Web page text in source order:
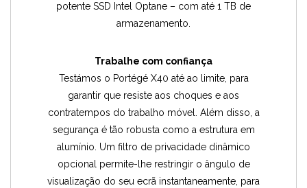
potente SSD Intel Optane – com até 1 TB de
armazenamento.
Trabalhe com confiança
Testámos o Portégé X40 até ao limite, para
garantir que resiste aos choques e aos
contratempos do trabalho móvel. Além disso, a
segurança é tão robusta como a estrutura em
alumínio. Um filtro de privacidade dinâmico
opcional permite-lhe restringir o ângulo de
visualização do seu ecrã instantaneamente, para